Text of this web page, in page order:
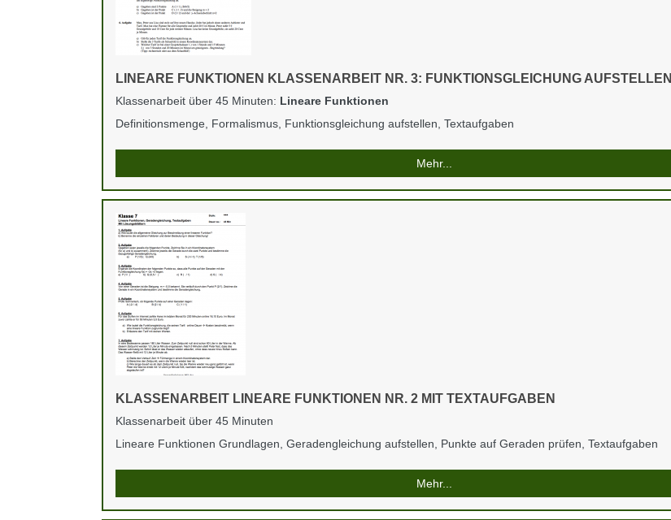
LINEARE FUNKTIONEN KLASSENARBEIT NR. 3: FUNKTIONSGLEICHUNG AUFSTELLEN
Klassenarbeit über 45 Minuten: Lineare Funktionen
Definitionsmenge, Formalismus, Funktionsgleichung aufstellen, Textaufgaben
Mehr...
KLASSENARBEIT LINEARE FUNKTIONEN NR. 2 MIT TEXTAUFGABEN
Klassenarbeit über 45 Minuten
Lineare Funktionen Grundlagen, Geradengleichung aufstellen, Punkte auf Geraden prüfen, Textaufgaben
Mehr...